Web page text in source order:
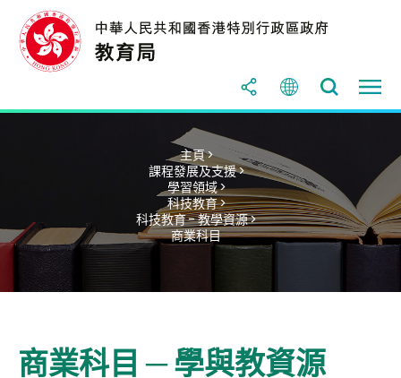
主頁 >
課程發展及支援 >
學習領域 >
科技教育 >
科技教育 - 教學資源 >
商業科目
商業科目 ─ 學與教資源